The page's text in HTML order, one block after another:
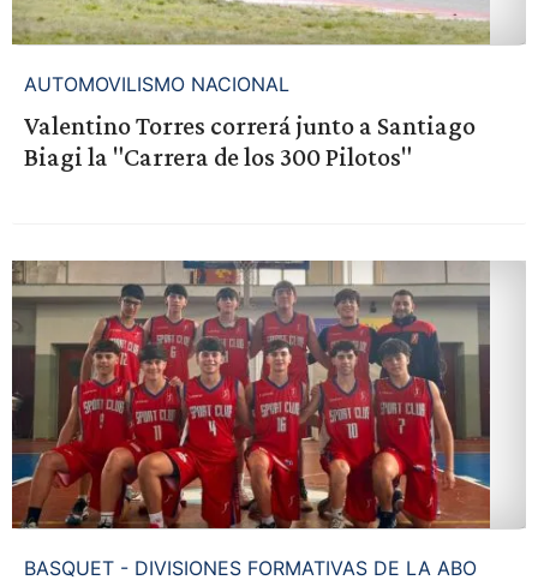
AUTOMOVILISMO NACIONAL
Valentino Torres correrá junto a Santiago
Biagi la "Carrera de los 300 Pilotos"
BASQUET - DIVISIONES FORMATIVAS DE LA ABO